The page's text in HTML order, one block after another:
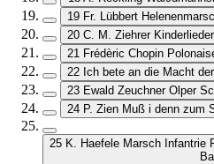
19 Fr. Lübbert
20 C. M. Ziehrer
21 Frédèric Chopin
22 Ich bete an die Macht
23 Ewald Zeuchner Olper
24 P. Zien Muß i denn zum
25 K. Haefele Marsch Infantrie